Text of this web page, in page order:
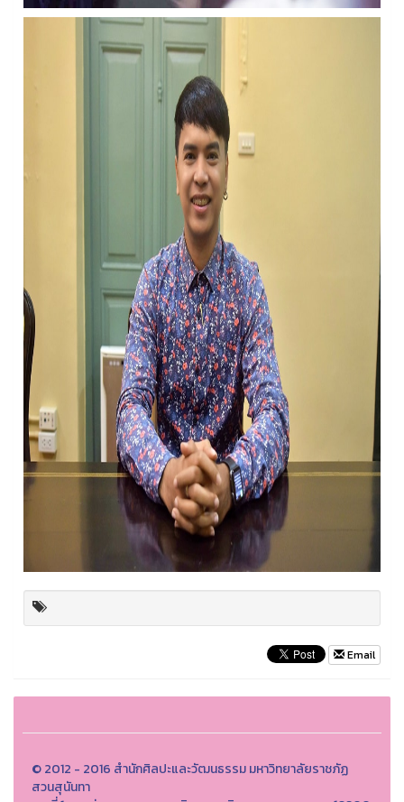
Email
© 2012 - 2016 สำนักศิลปะและวัฒนธรรม มหาวิทยาลัยราชภัฏ
สวนสุนันทา